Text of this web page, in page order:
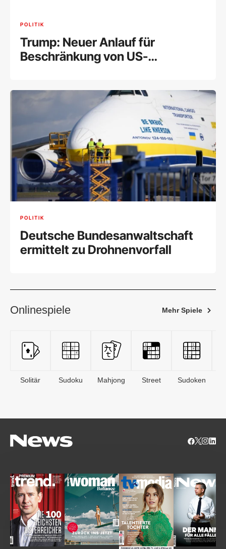
POLITIK
Trump: Neuer Anlauf für
Beschränkung von US-
POLITIK
Deutsche Bundesanwaltschaft
ermittelt zu Drohnenvorfall
Onlinespiele Mehr Spiele
Solitär Sudoku Mahjong Street Sudoken